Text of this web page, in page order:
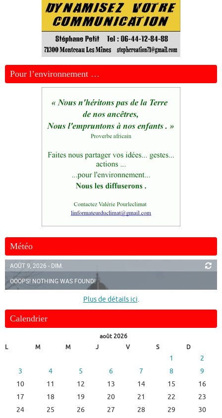
Pour l’environnement …
Météo
AOÛT 9, 2026 - DIM.
OOOPS! NOTHING WAS FOUND!
Plus de détails ici.
Calendrier
août 2026
L
M M J V S D
1
2
3
4 5 6 7 8
9
10
11 12 13 14 15
16
17
18 19 20 21 22
23
24
25 26 27 28 29
30